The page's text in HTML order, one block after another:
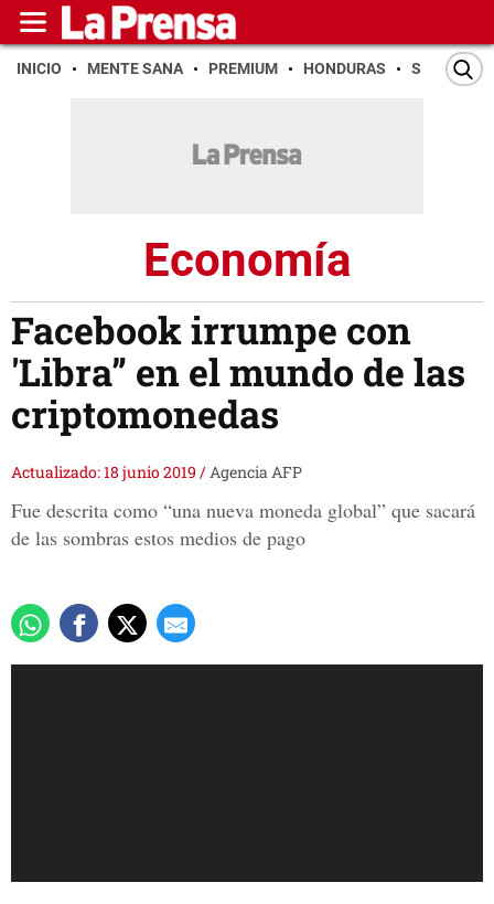
INICIO MENTE SANA PREMIUM HONDURAS SAN PEDRO
Economía
Facebook irrumpe con
'Libra” en el mundo de las
criptomonedas
Actualizado: 18 junio 2019 /Agencia AFP
Fue descrita como “una nueva moneda global” que sacará
de las sombras estos medios de pago